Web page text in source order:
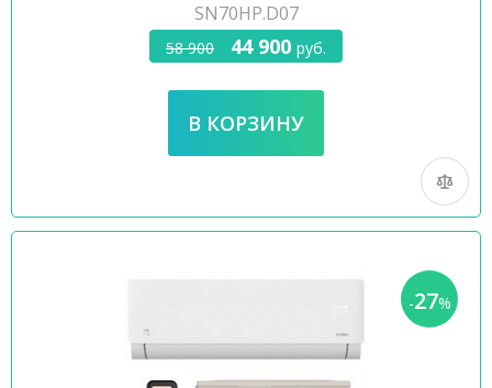
SN70HP.D07
58 900 44 900 руб.
-27%